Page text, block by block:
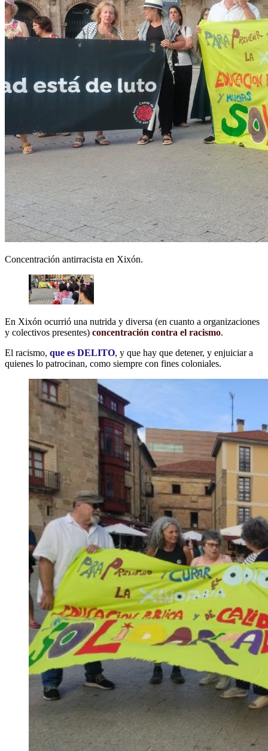
Concentración antirracista en Xixón.
En Xixón ocurrió una nutrida y diversa (en cuanto a organizaciones
y colectivos presentes) concentración contra el racismo.
El racismo, que es DELITO, y que hay que detener, y enjuiciar a
quienes lo patrocinan, como siempre con fines coloniales.